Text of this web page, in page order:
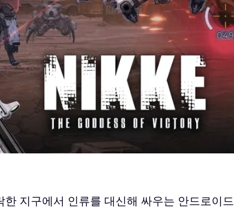
한 지구에서 인류를 대신해 싸우는 안드로이드